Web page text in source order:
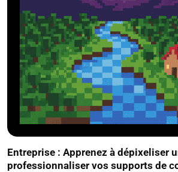
Entreprise : Apprenez à dépixeliser
professionnaliser vos supports de